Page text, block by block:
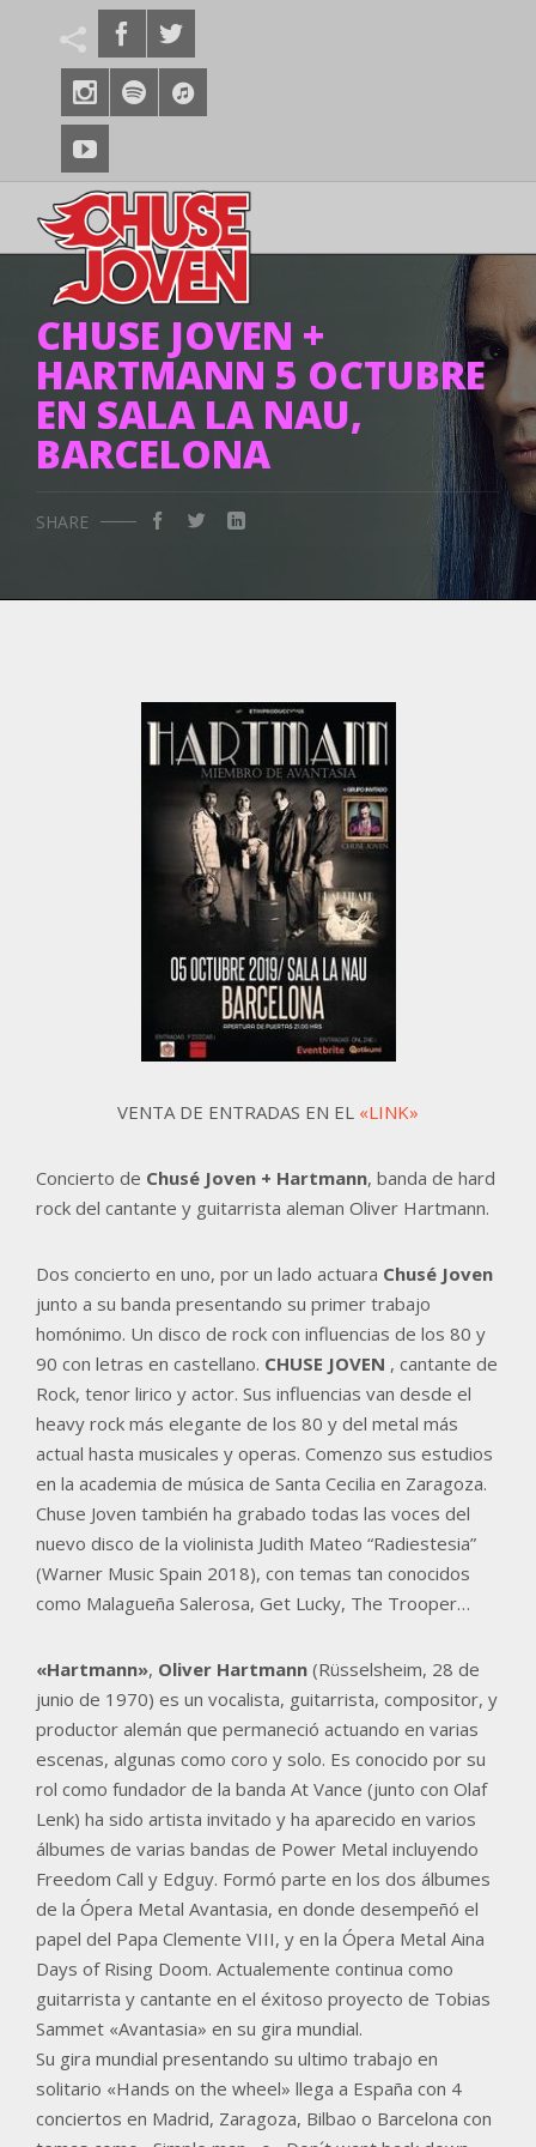
CHUSE JOVEN +
HARTMANN 5 OCTUBRE
EN SALA LA NAU,
BARCELONA
SHARE
VENTA DE ENTRADAS EN EL «LINK»
Concierto de Chusé Joven + Hartmann, banda de hard
rock del cantante y guitarrista aleman Oliver Hartmann.
Dos concierto en uno, por un lado actuara Chusé Joven
junto a su banda presentando su primer trabajo
homónimo. Un disco de rock con influencias de los 80 y
90 con letras en castellano. CHUSE JOVEN , cantante de
Rock, tenor lirico y actor. Sus influencias van desde el
heavy rock más elegante de los 80 y del metal más
actual hasta musicales y operas. Comenzo sus estudios
en la academia de música de Santa Cecilia en Zaragoza.
Chuse Joven también ha grabado todas las voces del
nuevo disco de la violinista Judith Mateo “Radiestesia”
(Warner Music Spain 2018), con temas tan conocidos
como Malagueña Salerosa, Get Lucky, The Trooper…
«Hartmann», Oliver Hartmann (Rüsselsheim, 28 de
junio de 1970) es un vocalista, guitarrista, compositor, y
productor alemán que permaneció actuando en varias
escenas, algunas como coro y solo. Es conocido por su
rol como fundador de la banda At Vance (junto con Olaf
Lenk) ha sido artista invitado y ha aparecido en varios
álbumes de varias bandas de Power Metal incluyendo
Freedom Call y Edguy. Formó parte en los dos álbumes
de la Ópera Metal Avantasia, en donde desempeñó el
papel del Papa Clemente VIII, y en la Ópera Metal Aina
Days of Rising Doom. Actualemente continua como
guitarrista y cantante en el éxitoso proyecto de Tobias
Sammet «Avantasia» en su gira mundial.
Su gira mundial presentando su ultimo trabajo en
solitario «Hands on the wheel» llega a España con 4
conciertos en Madrid, Zaragoza, Bilbao o Barcelona con